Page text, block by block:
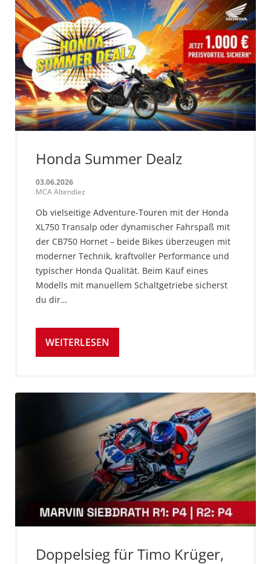
Honda Summer Dealz
03.06.2026
MCA Altendiez
Ob vielseitige Adventure-Touren mit der Honda
XL750 Transalp oder dynamischer Fahrspaß mit
der CB750 Hornet – beide Bikes überzeugen mit
moderner Technik, kraftvoller Performance und
typischer Honda Qualität. Beim Kauf eines
Modells mit manuellem Schaltgetriebe sicherst
du dir…
WEITERLESEN
Doppelsieg für Timo Krüger,